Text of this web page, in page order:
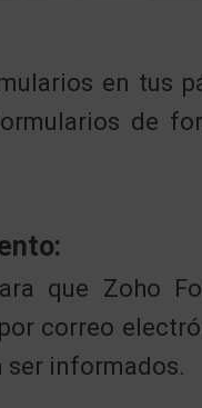
en tus
de
que Zoho
correo
ser informados.